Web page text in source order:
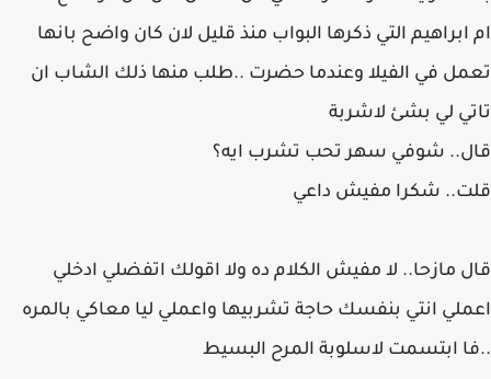
ام ابراهيم التي ذكرها البواب منذ قليل لان كان واضح بانها
تعمل في الفيلا وعندما حضرت ..طلب منها ذلك الشاب ان
تاتي لي بشئ لاشربة
قال.. شوفي سهر تحب تشرب ايه؟
قلت.. شكرا مفيش داعي
قال مازحا.. لا مفيش الكلام ده ولا اقولك اتفضلي ادخلي
اعملي انتي بنفسك حاجة تشربيها واعملي ليا معاكي بالمره
..فا ابتسمت لاسلوبة المرح البسيط